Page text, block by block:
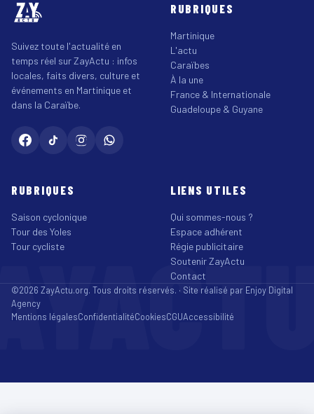
Suivez toute l'actualité en
temps réel sur ZayActu : infos
locales, faits divers, culture et
événements en Martinique et
dans la Caraïbe.
RUBRIQUES
Martinique
L'actu
Caraïbes
À la une
France & Internationale
Guadeloupe & Guyane
RUBRIQUES
Saison cyclonique
Tour des Yoles
Tour cycliste
LIENS UTILES
Qui sommes-nous ?
Espace adhérent
Régie publicitaire
Soutenir ZayActu
Contact
©2026 ZayActu.org. Tous droits réservés. · Site réalisé par Enjoy Digital
Agency
Mentions légalesConfidentialitéCookiesCGUAccessibilité